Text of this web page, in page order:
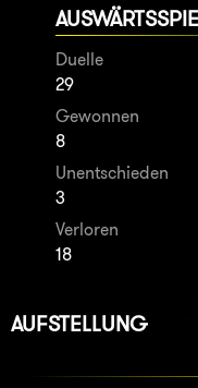
Duelle
29
Gewonnen
8
Unentschieden
3
Verloren
18
AUFSTELLUNG